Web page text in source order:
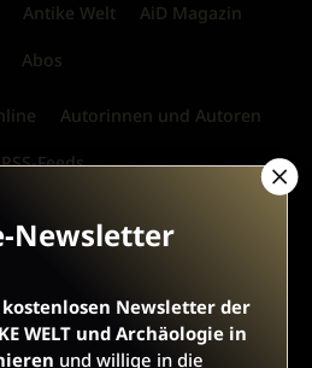
Antike Welt AiD Magazin
Abos
Autorinnen und Autoren
RSS-Feeds
Sales Antike Welt
Wissen Archäologie
G/GESCHICHTE
Newsletter
Newsletter der
WELT und Archäologie in
und willige in die